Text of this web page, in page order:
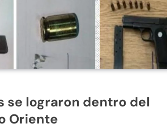
se lograron dentro del
Oriente